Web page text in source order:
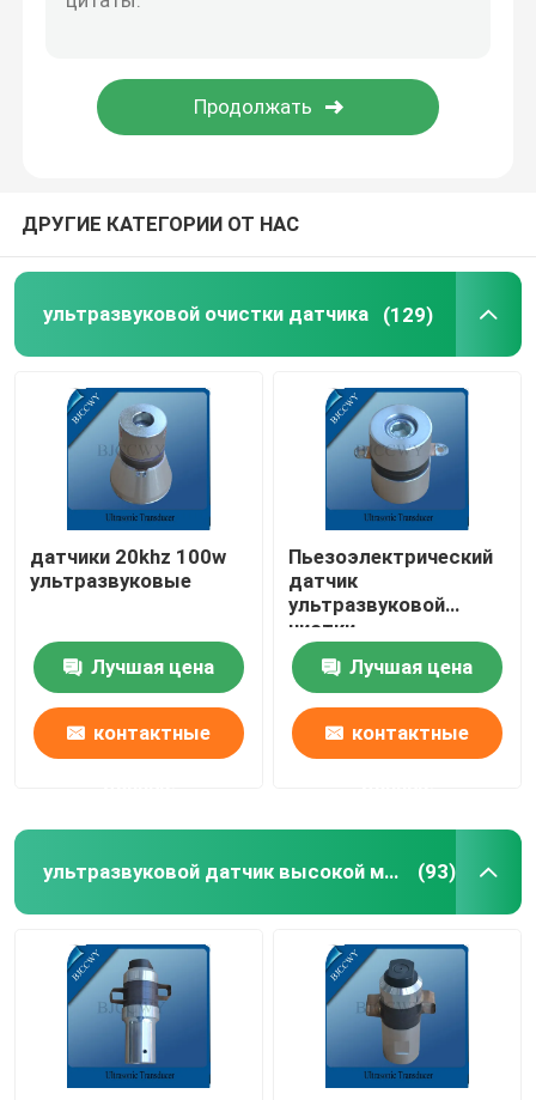
пьезоэлектрические керамические диски
Ультразвуковой датчик красотки
Ультразвуковой импеданс
ультразвуковой распыляя датчик
Ультразвуковой трубчатый датчик
ДРУГИЕ КАТЕГОРИИ ОТ НАС
ультразвуковой очистки датчика (129)
датчики 20khz 100w
ультразвуковые
Лучшая цена
контактные
Пьезоэлектрический
датчик
ультразвуковой
чистки
Лучшая цена
контактные
ультразвуковой датчик высокой мощности (93)